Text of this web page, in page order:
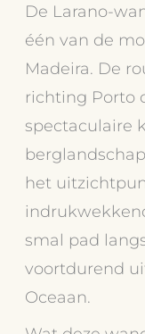
De Larano-
één van de
Madeira. De
richting Porto
spectaculaire
het
smal pad
voortdurend
Oceaan.